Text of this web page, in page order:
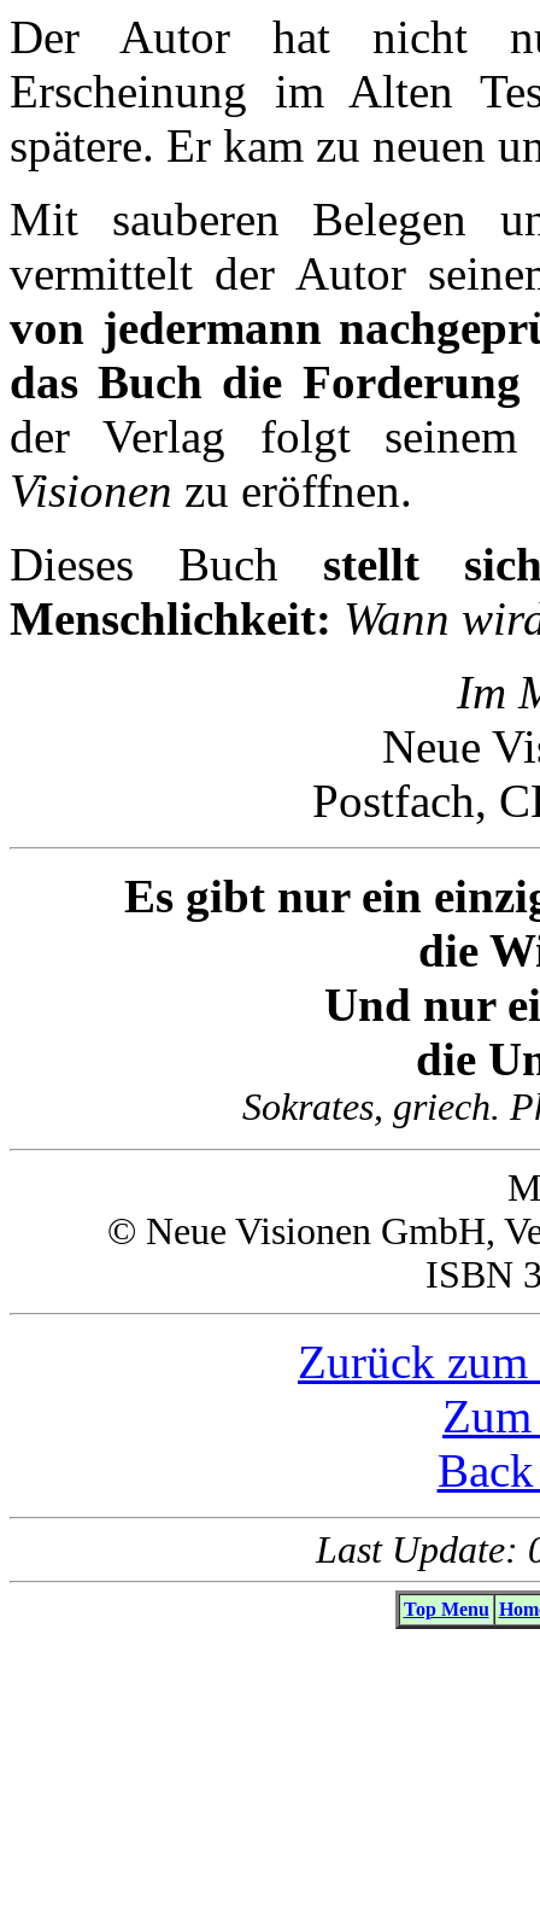
Der Autor hat nicht
Erscheinung im Alten
spätere. Er kam zu neuen
Mit sauberen Belegen
vermittelt der Autor
von jedermann
das Buch die
der Verlag folgt
Visionen zu eröffnen.
Dieses Buch stellt
Menschlichkeit: Wann
Im
Neue
Postfach,
Es gibt nur ein
die
Und nur
die
Sokrates, griech.
© Neue Visionen GmbH,
ISBN
Zurück
Zum
Last Update:
Top Menu